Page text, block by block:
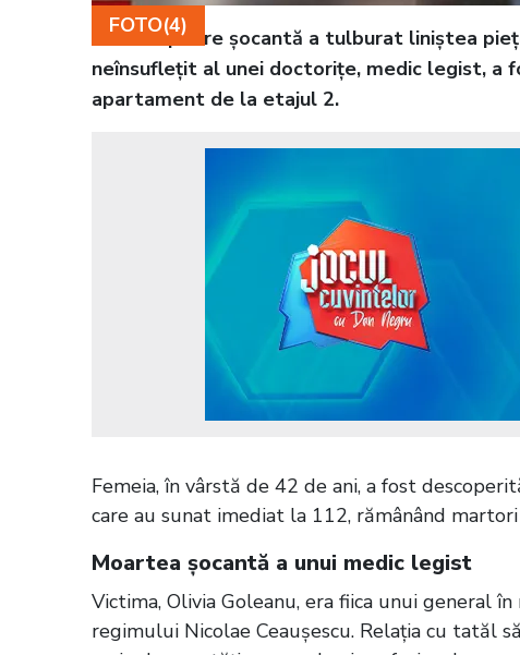
FOTO(4)
O descoperire șocantă a tulburat liniștea
neînsuflețit al unei doctorițe, medic legist, a
apartament de la etajul 2.
Femeia, în vârstă de 42 de ani, a fost
care au sunat imediat la 112, rămânând
Moartea șocantă a unui medic legist
Victima, Olivia Goleanu, era fiica unui general
regimului Nicolae Ceaușescu. Relația cu tatăl